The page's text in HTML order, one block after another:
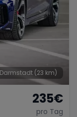
Darmstadt (23 km)
235€
pro Tag